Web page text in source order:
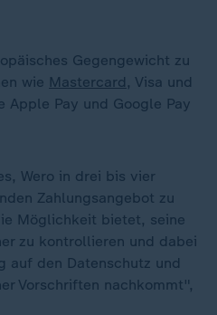
Gegengewicht zu
wie Mastercard , Visa und
Apple Pay und Google Pay
Wero in drei bis vier
Zahlungsangebot zu
Möglichkeit bietet, seine
zu kontrollieren und dabei
auf den Datenschutz und
Vorschriften nachkommt",